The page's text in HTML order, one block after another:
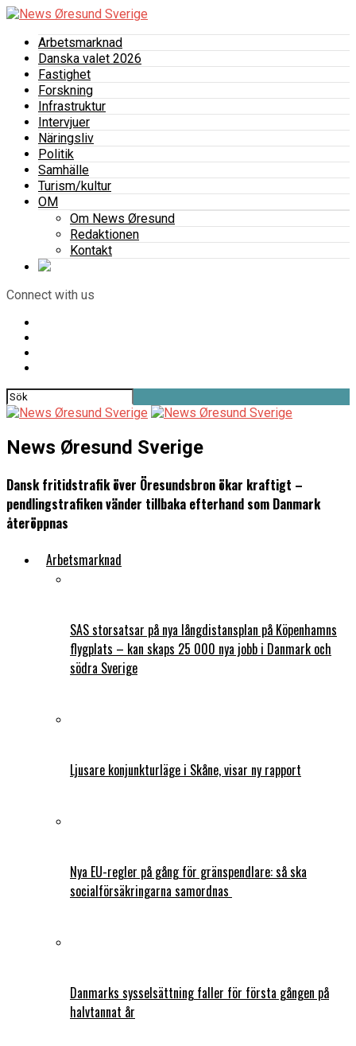
Arbetsmarknad
Danska valet 2026
Fastighet
Forskning
Infrastruktur
Intervjuer
Näringsliv
Politik
Samhälle
Turism/kultur
OM
Om News Øresund
Redaktionen
Kontakt
Connect with us
News Øresund Sverige
Dansk fritidstrafik över Öresundsbron ökar kraftigt –
pendlingstrafiken vänder tillbaka efterhand som Danmark
återöppnas
Arbetsmarknad
SAS storsatsar på nya långdistansplan på Köpenhamns
flygplats – kan skaps 25 000 nya jobb i Danmark och
södra Sverige
Ljusare konjunkturläge i Skåne, visar ny rapport
Nya EU-regler på gång för gränspendlare: så ska
socialförsäkringarna samordnas
Danmarks sysselsättning faller för första gången på
halvtannat år